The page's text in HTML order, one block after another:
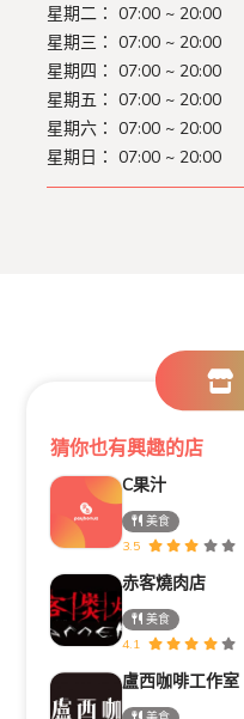
星期二： 07:00 ~ 20:00
星期三： 07:00 ~ 20:00
星期四： 07:00 ~ 20:00
星期五： 07:00 ~ 20:00
星期六： 07:00 ~ 20:00
星期日： 07:00 ~ 20:00
猜你也有興趣的店
C果汁
美食
3.5
赤客燒肉店
美食
4.1
盧西咖啡工作室